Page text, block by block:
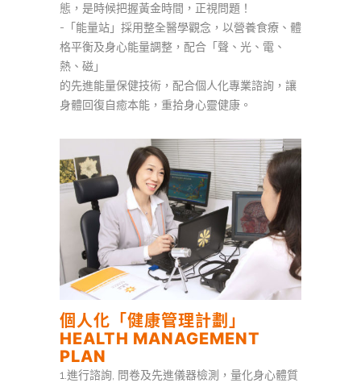
態，是時候把握黃金時間，正視問題！
-「能量站」採用整全醫學觀念，以營養食療、體
格平衡及身心能量調整，配合「聲、光、電、
熱、磁」
的先進能量保健技術，配合個人化專業諮詢，讓
身體回復自癒本能，重拾身心靈健康。
個人化「健康管理計劃」
HEALTH MANAGEMENT
PLAN
1.進行諮詢, 問卷及先進儀器檢測，量化身心體質